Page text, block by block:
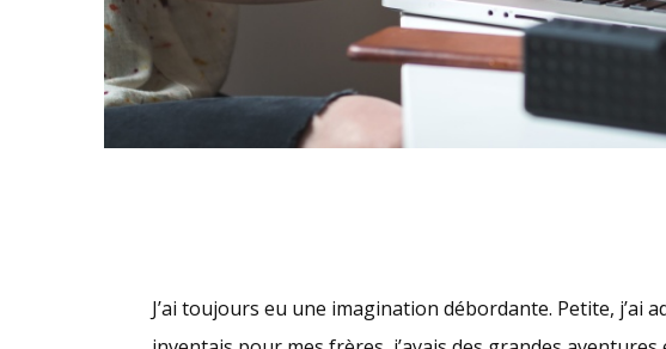
J’ai toujours eu une imagination débordante. Petite, j’ai